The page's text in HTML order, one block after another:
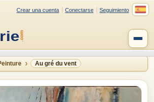
Crear una cuenta Conectarse Seguimiento
Au gré du vent